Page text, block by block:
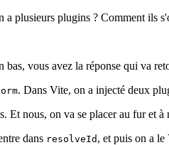
plugins ? Comment ils
vous avez la réponse qui va
. Dans Vite, on a injecté deux
nous, on va se placer au fur et
dans resolveId , et puis on a